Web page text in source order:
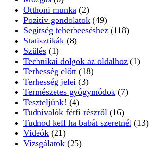
Otthoni munka (2)
Pozitív gondolatok (49)
Segítség teherbeeséshez (118)
Statisztikák (8)
Szülés (1)
Technikai dolgok az oldalhoz (1)
Terhesség előtt (18)
Terhesség jelei (3)
Természetes gyógymódok (7)
Teszteljünk! (4)
Tudnivalók férfi részről (16)
Tudnod kell ha babát szeretnél (13)
Videók (21)
Vizsgálatok (25)